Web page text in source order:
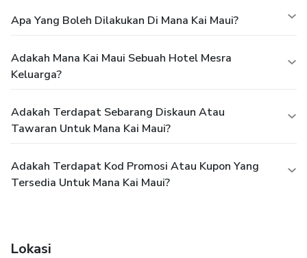
Apa Yang Boleh Dilakukan Di Mana Kai Maui?
Adakah Mana Kai Maui Sebuah Hotel Mesra
Keluarga?
Adakah Terdapat Sebarang Diskaun Atau
Tawaran Untuk Mana Kai Maui?
Adakah Terdapat Kod Promosi Atau Kupon Yang
Tersedia Untuk Mana Kai Maui?
Lokasi